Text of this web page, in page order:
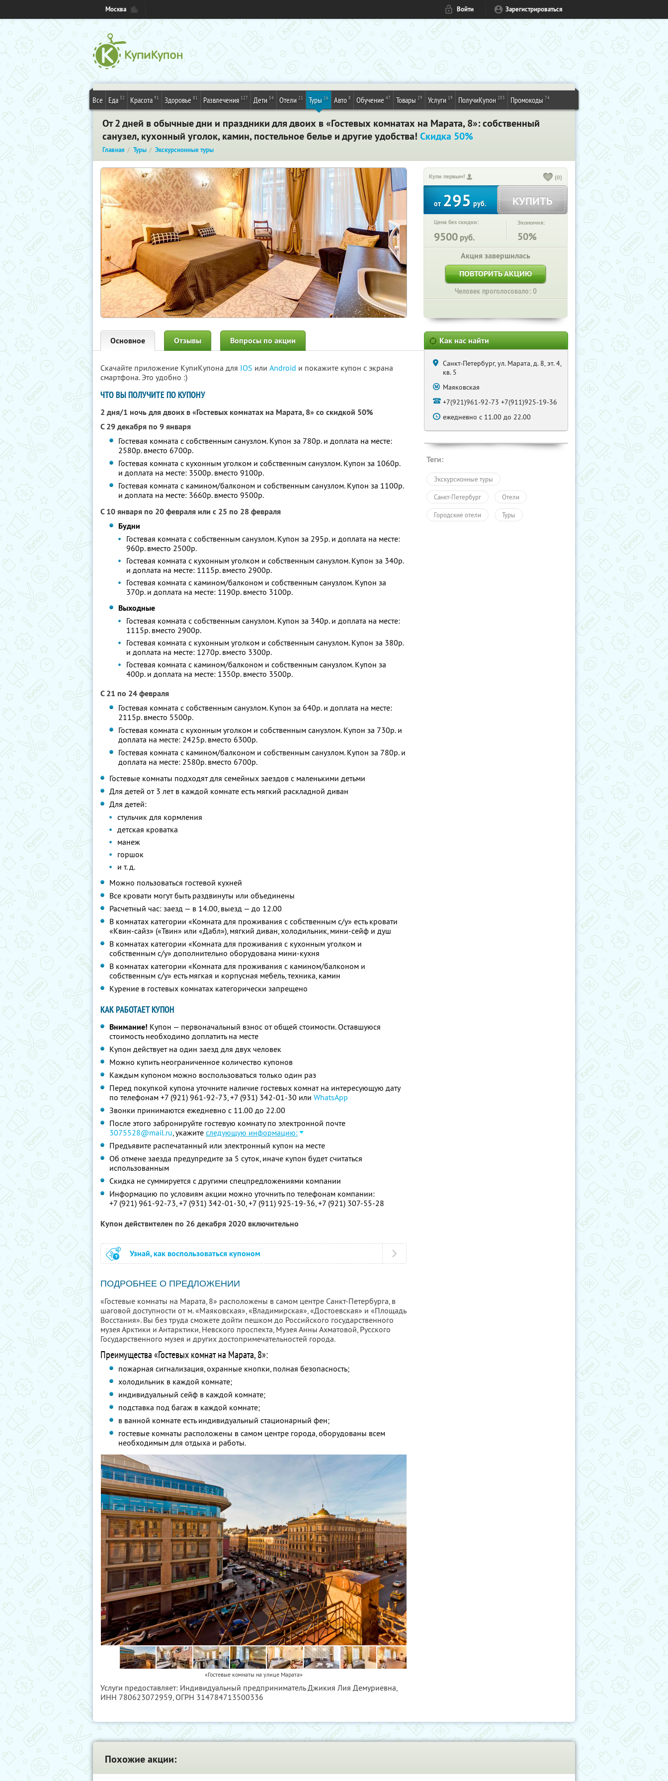
Москва Войти Зарегистрироваться
Все Еда 32 Красота 91 Здоровье 81 Развлечения 127 Дети 54 Отели 21 Туры 16 Авто 8 Обучение 47 Товары 29 Услуги 19 ПолучиКупон 203 Промокоды 74
От 2 дней в обычные дни и праздники для двоих в «Гостевых комнатах на Марата, 8»: собственный
санузел, кухонный уголок, камин, постельное белье и другие удобства! Скидка 50%
Главная Туры Экскурсионные туры
Купи первым! (0)
от295руб. КУПИТЬ
Цена без скидки:
9500 руб.
Экономия:
50%
Акция завершилась
ПОВТОРИТЬ АКЦИЮ
Человек проголосовало: 0
Основное Отзывы Вопросы по акции
Скачайте приложение КупиКупона для IOS или Android и покажите купон с экрана
смартфона. Это удобно :)
ЧТО ВЫ ПОЛУЧИТЕ ПО КУПОНУ
2 дня/1 ночь для двоих в «Гостевых комнатах на Марата, 8» со скидкой 50%
С 29 декабря по 9 января
Гостевая комната с собственным санузлом. Купон за 780р. и доплата на месте:
2580р. вместо 6700р.
Гостевая комната с кухонным уголком и собственным санузлом. Купон за 1060р.
и доплата на месте: 3500р. вместо 9100р.
Гостевая комната с камином/балконом и собственным санузлом. Купон за 1100р.
и доплата на месте: 3660р. вместо 9500р.
С 10 января по 20 февраля или с 25 по 28 февраля
Будни
Гостевая комната с собственным санузлом. Купон за 295р. и доплата на месте:
960р. вместо 2500р.
Гостевая комната с кухонным уголком и собственным санузлом. Купон за 340р.
и доплата на месте: 1115р. вместо 2900р.
Гостевая комната с камином/балконом и собственным санузлом. Купон за
370р. и доплата на месте: 1190р. вместо 3100р.
Выходные
Гостевая комната с собственным санузлом. Купон за 340р. и доплата на месте:
1115р. вместо 2900р.
Гостевая комната с кухонным уголком и собственным санузлом. Купон за 380р.
и доплата на месте: 1270р. вместо 3300р.
Гостевая комната с камином/балконом и собственным санузлом. Купон за
400р. и доплата на месте: 1350р. вместо 3500р.
С 21 по 24 февраля
Гостевая комната с собственным санузлом. Купон за 640р. и доплата на месте:
2115р. вместо 5500р.
Гостевая комната с кухонным уголком и собственным санузлом. Купон за 730р. и
доплата на месте: 2425р. вместо 6300р.
Гостевая комната с камином/балконом и собственным санузлом. Купон за 780р. и
доплата на месте: 2580р. вместо 6700р.
Гостевые комнаты подходят для семейных заездов с маленькими детьми
Для детей от 3 лет в каждой комнате есть мягкий раскладной диван
Для детей:
стульчик для кормления
детская кроватка
манеж
горшок
и т. д.
Можно пользоваться гостевой кухней
Все кровати могут быть раздвинуты или объединены
Расчетный час: заезд — в 14.00, выезд — до 12.00
В комнатах категории «Комната для проживания с собственным с/у» есть кровати
«Квин-сайз» («Твин» или «Дабл»), мягкий диван, холодильник, мини-сейф и душ
В комнатах категории «Комната для проживания с кухонным уголком и
собственным с/у» дополнительно оборудована мини-кухня
В комнатах категории «Комната для проживания с камином/балконом и
собственным с/у» есть мягкая и корпусная мебель, техника, камин
Курение в гостевых комнатах категорически запрещено
КАК РАБОТАЕТ КУПОН
Внимание! Купон — первоначальный взнос от общей стоимости. Оставшуюся
стоимость необходимо доплатить на месте
Купон действует на один заезд для двух человек
Можно купить неограниченное количество купонов
Каждым купоном можно воспользоваться только один раз
Перед покупкой купона уточните наличие гостевых комнат на интересующую дату
по телефонам +7 (921) 961-92-73, +7 (931) 342-01-30 или WhatsApp
Звонки принимаются ежедневно с 11.00 до 22.00
После этого забронируйте гостевую комнату по электронной почте
3075528@mail.ru,укажите следующую информацию:
Предъявите распечатанный или электронный купон на месте
Об отмене заезда предупредите за 5 суток, иначе купон будет считаться
использованным
Скидка не суммируется с другими спецпредложениями компании
Информацию по условиям акции можно уточнить по телефонам компании:
+7 (921) 961-92-73, +7 (931) 342-01-30, +7 (911) 925-19-36, +7 (921) 307-55-28
Купон действителен по 26 декабря 2020 включительно
Узнай, как воспользоваться купоном
ПОДРОБНЕЕ О ПРЕДЛОЖЕНИИ
«Гостевые комнаты на Марата, 8» расположены в самом центре Санкт-Петербурга, в
шаговой доступности от м. «Маяковская», «Владимирская», «Достоевская» и «Площадь
Восстания». Вы без труда сможете дойти пешком до Российского государственного
музея Арктики и Антарктики, Невского проспекта, Музея Анны Ахматовой, Русского
Государственного музея и других достопримечательностей города.
Преимущества «Гостевых комнат на Марата, 8»:
пожарная сигнализация, охранные кнопки, полная безопасность;
холодильник в каждой комнате;
индивидуальный сейф в каждой комнате;
подставка под багаж в каждой комнате;
в ванной комнате есть индивидуальный стационарный фен;
гостевые комнаты расположены в самом центре города, оборудованы всем
необходимым для отдыха и работы.
«Гостевые комнаты на улице Марата»
Услуги предоставляет: Индивидуальный предприниматель Джикия Лия Демуриевна,
ИНН 780623072959, ОГРН 314784713500336
Как нас найти
Санкт-Петербург, ул. Марата, д. 8, эт. 4,
кв. 5
Маяковская
+7(921)961-92-73 +7(911)925-19-36
ежедневно с 11.00 до 22.00
Теги:
Экскурсионные туры
Санкт-Петербург Отели
Городские отели Туры
Похожие акции: